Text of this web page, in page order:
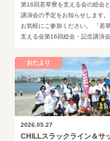
第16回若草寮を支える会の総会
講演会の予定をお知らせします。
お気軽にご参加ください。 「若
支える会第16回総会・記念講演会
費：…
おたより
2026.05.27
CHILLスラックライン＆サ